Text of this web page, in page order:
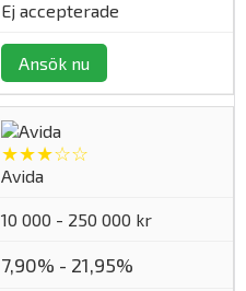
Ej accepterade
Ansök nu
★★★☆☆
Avida
10 000 - 250 000 kr
7,90% - 21,95%